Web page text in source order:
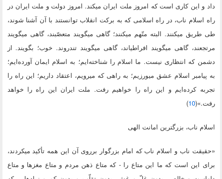
داد و این کاری است که امروز ملت ایران میکند. امروز دولت و ملت ایران در
راه اسلام ناب، در راه اسلامی که به برکت انقلاب توانستند با آن آشنا شوند،
طی طریق میکنند. البته متّهم میکنند؛ گاهی میگویند متعصّبند، گاهی میگویند
مرتجعند، گاهی میگویند افراطیاند، گاهی میگویند تندروند. خوب؛ بگویند. از
دشمن که انتظاری نیست. ما اسلام را شناخته‌ایم؛ به اسلام ایمان آورده‌ایم؛
به پیامبر اسلام عشق میورزیم؛ به راهی که میرویم، اعتقاد داریم؛ این راه را
تجربه کرده‌ایم و این راه را خواهیم رفت. ملت ایران این راه را خواهد
رفت.»(10
)
اسلام ناب، بزرگترین امانت الهی
«حقیقت ناب و اسلام ناب که امام بزرگوار برروی آن این همه تأکید میکردند،
برای این است که ما این متاع را - که متاع ذهن مردم و متاع مغزها و متاع